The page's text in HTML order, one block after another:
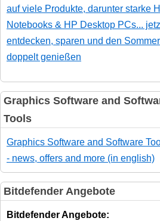
auf viele Produkte, darunter starke
Notebooks & HP Desktop PCs...
entdecken, sparen und den Sommer
doppelt genießen
Graphics Software and
Tools
Graphics Software and Software
- news, offers and more (in english)
Bitdefender Angebote
Bitdefender Angebote: